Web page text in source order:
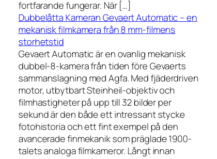
fortfarande fungerar. När […]
Dubbelåtta Kameran Gevaert Automatic – en
mekanisk filmkamera från 8 mm-filmens
storhetstid
Gevaert Automatic är en ovanlig mekanisk
dubbel-8-kamera från tiden före Gevaerts
sammanslagning med Agfa. Med fjäderdriven
motor, utbytbart Steinheil-objektiv och
filmhastigheter på upp till 32 bilder per
sekund är den både ett intressant stycke
fotohistoria och ett fint exempel på den
avancerade finmekanik som präglade 1900-
talets analoga filmkameror. Långt innan